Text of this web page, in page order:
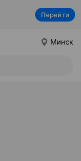
Перейти
Минск